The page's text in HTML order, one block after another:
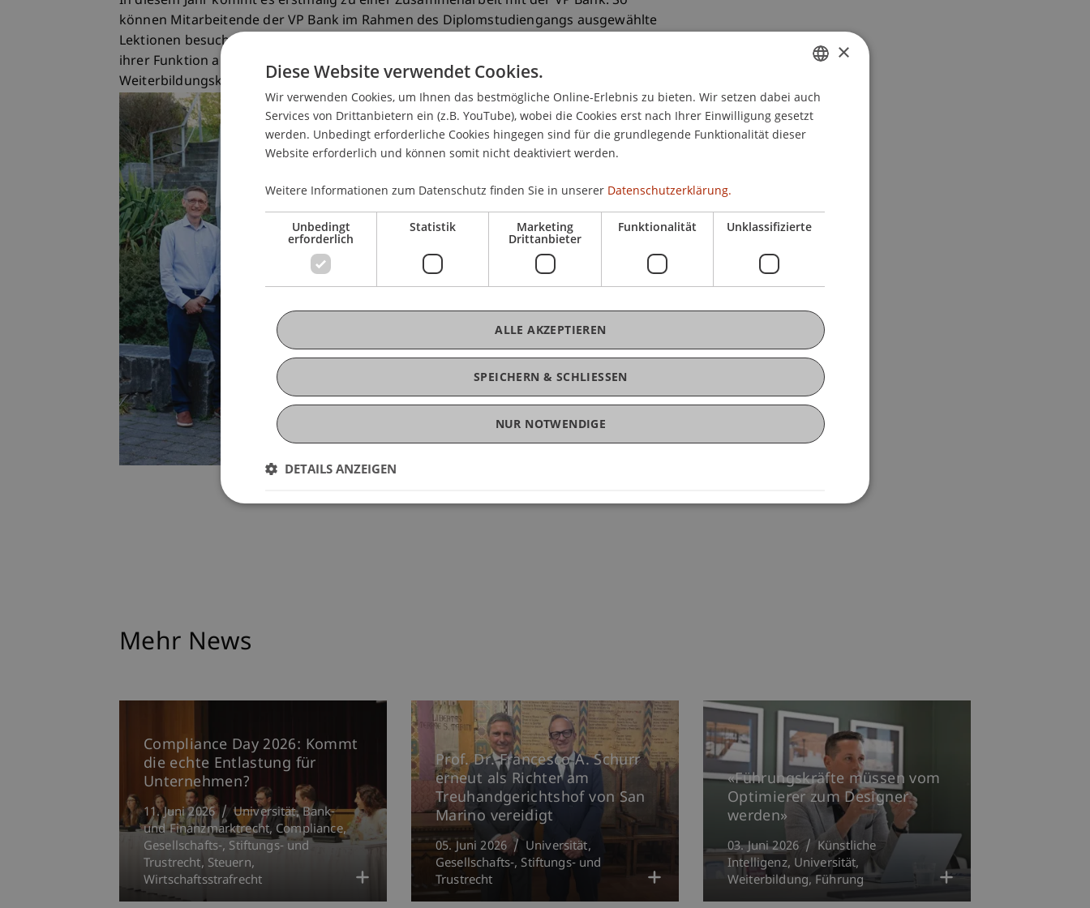
können Mitarbeitende der VP Bank im Rahmen des Diplomstudiengangs ausgewählte
Lektionen besuchen. Der spezifische Weiterbildungsbedarf der VP Bank, insbesondere in
ihrer Funktion als Intermediärbank, wird durch diesen massgeschneiderten
Weiterbildungskurs optimal abgedeckt.
Mehr News
Compliance Day 2026: Kommt
die echte Entlastung für
Unternehmen?
11. Juni 2026 Universität Bank-
und Finanzmarktrecht Compliance
Gesellschafts-, Stiftungs- und
Trustrecht Steuern
Wirtschaftsstrafrecht
Prof. Dr. Francesco A. Schurr
erneut als Richter am
Treuhandgerichtshof von San
Marino vereidigt
05. Juni 2026
Universität
Gesellschafts-, Stiftungs- und
Trustrecht
«Führungskräfte müssen vom
Optimierer zum Designer
werden»
03. Juni 2026
Künstliche
Intelligenz Universität
Weiterbildung Führung
GERMAN
ENGLISH
×
Diese Website verwendet Cookies.
Wir verwenden Cookies, um Ihnen das bestmögliche Online-Erlebnis zu bieten. Wir setzen dabei auch
Services von Drittanbietern ein (z.B. YouTube), wobei die Cookies erst nach Ihrer Einwilligung gesetzt
werden. Unbedingt erforderliche Cookies hingegen sind für die grundlegende Funktionalität dieser
Website erforderlich und können somit nicht deaktiviert werden.
Weitere Informationen zum Datenschutz finden Sie in unserer Datenschutzerklärung.
Unbedingt
erforderlich
Statistik Marketing
Drittanbieter
Funktionalität Unklassifizierte
SPEICHERN & SCHLIESSEN
ALLE AKZEPTIEREN
NUR NOTWENDIGE
DETAILS ANZEIGEN